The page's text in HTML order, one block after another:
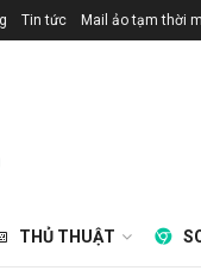
Tin tức Mail ảo tạm thời
THỦ THUẬT